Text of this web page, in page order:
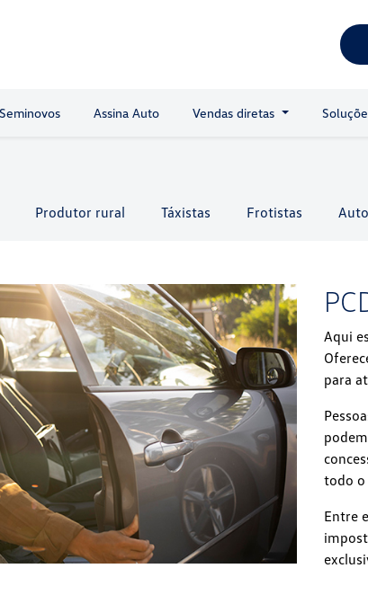
Seminovos Assina Auto Vendas diretas
Produtor rural Táxistas Frotistas
Aqui
para
todo o
Entre